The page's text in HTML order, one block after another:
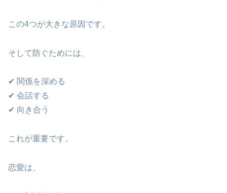
この4つが大きな原因です。
そして防ぐためには、
✔ 関係を深める
✔ 会話する
✔ 向き合う
これが重要です。
恋愛は、